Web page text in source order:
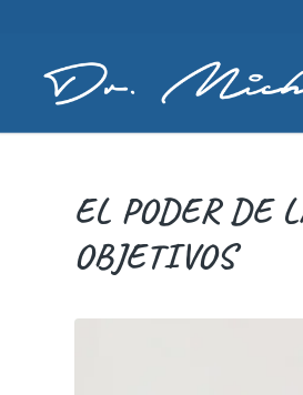
EL PODER DE
OBJETIVOS